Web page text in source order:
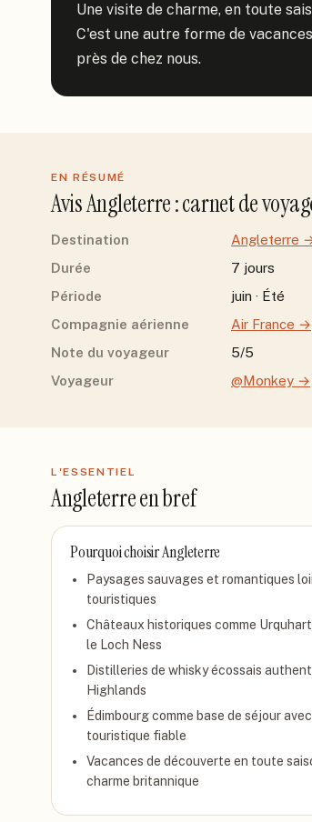
Une visite de charme, en toute
C'est une autre forme de
près de chez nous.
EN RÉSUMÉ
AvisAngleterre: carnet de
Destination Angleterre
Durée
7 jours
Période
juin · Été
Compagnie aérienne
Air France →
Note du voyageur
5/5
Voyageur
@Monkey →
L'ESSENTIEL
Angleterreen bref
Pourquoi choisirAngleterre
Paysages sauvages et romantiques
touristiques
Châteaux historiques comme
le Loch Ness
Distilleries de whisky écossais
Highlands
Édimbourg comme base de séjour
touristique fiable
Vacances de découverte en toute
charme britannique